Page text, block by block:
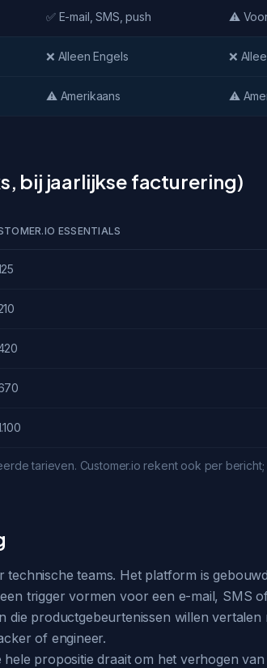
✅ E-mail, SMS, push ⚠️
❌ Alleen Engels ❌
⚠️ Amerikaans ⚠️
bij jaarlijkse facturering)
ESSENTIALS
tarieven. Customer.io rekent ook per
teams. Het platform is
trigger vormen voor een e-mail, SMS
productgebeurtenissen willen
of engineer.
propositie draait om het verhogen